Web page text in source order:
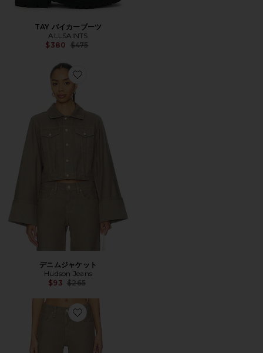
TAY バイカーブーツ
ALLSAINTS
$380 Previous price:
$475
Favorite デニムジャケット
デニムジャケット
Hudson Jeans
$93 Previous price:
$265
Favorite RYLEE 大きい